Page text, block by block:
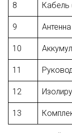
8
9 Антенна
10
11
12
13